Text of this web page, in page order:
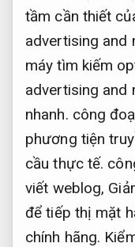
tầm cần thiết
advertising and
máy tìm kiếm
advertising and
nhanh. công
phương tiện
cầu thực tế.
viết weblog,
để tiếp thị mặt
chính hãng.